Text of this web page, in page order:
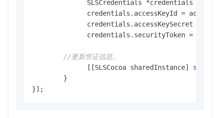
credentials.securityToken =
//更新凭证信息。
}];